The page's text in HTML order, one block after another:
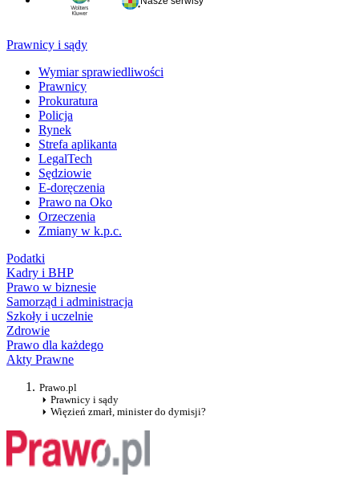
Prawnicy i sądy
Wymiar sprawiedliwości
Prawnicy
Prokuratura
Policja
Rynek
Strefa aplikanta
LegalTech
Sędziowie
E-doręczenia
Prawo na Oko
Orzeczenia
Zmiany w k.p.c.
Podatki
Kadry i BHP
Prawo w biznesie
Samorząd i administracja
Szkoły i uczelnie
Zdrowie
Prawo dla każdego
Akty Prawne
Prawo.pl
Prawnicy i sądy
Więzień zmarł, minister do dymisji?